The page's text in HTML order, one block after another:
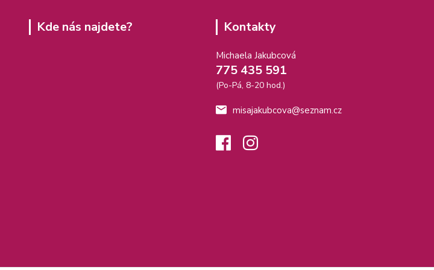
Kde nás najdete? Kontakty
Michaela Jakubcová
775 435 591
(Po-Pá, 8-20 hod.)
misajakubcova@seznam.cz